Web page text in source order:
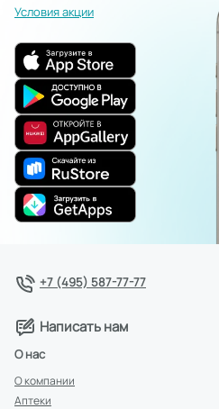
Условия акции
+7 (495) 587-77-77
Написать нам
О нас
О компании
Аптеки